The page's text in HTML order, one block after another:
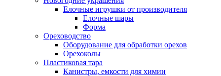
Елочные игрушки от производителя
Елочные шары
Форма
Ореховодство
Оборудование для обработки орехов
Орехоколы
Пластиковая тара
Канистры, емкости для химии